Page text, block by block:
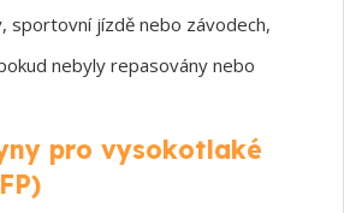
sportovní jízdě nebo závodech,
nebyly repasovány nebo
pro vysokotlaké